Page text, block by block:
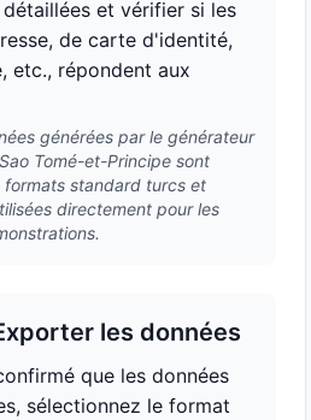
et vérifier si les
de carte d'identité,
etc., répondent aux
générées par le générateur
Tomé-et-Principe sont
formats standard turcs et
directement pour les
les données
que les données
sélectionnez le format